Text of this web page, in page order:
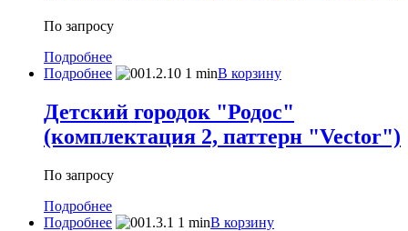
По запросу
Подробнее
Подробнее
В корзину
Детский городок "Родос"
(комплектация 2, паттерн "Vector")
По запросу
Подробнее
Подробнее
В корзину